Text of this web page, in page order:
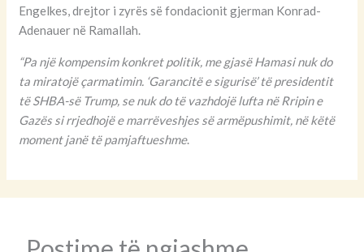
Engelkes, drejtor i zyrës së fondacionit gjerman Konrad-
Adenauer në Ramallah.
“Pa një kompensim konkret politik, me gjasë Hamasi nuk do
ta miratojë çarmatimin. ‘Garancitë e sigurisë’ të presidentit
të SHBA-së Trump, se nuk do të vazhdojë lufta në Rripin e
Gazës si rrjedhojë e marrëveshjes së armëpushimit, në këtë
moment janë të pamjaftueshme.